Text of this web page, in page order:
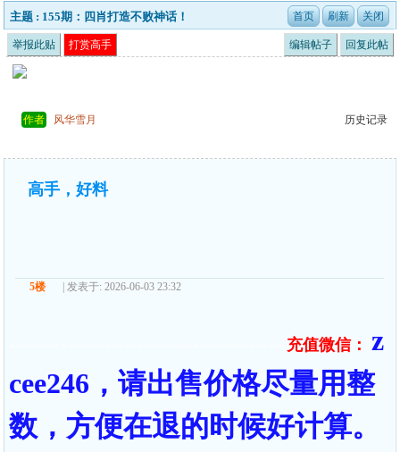
主题 : 155期：四肖打造不败神话！
举报此贴 打赏高手 编辑帖子 回复此帖
作者 风华雪月 历史记录
高手，好料
5楼 | 发表于: 2026-06-03 23:32
充值微信：
z
cee246，请出售价格尽量用整
数，方便在退的时候好计算。